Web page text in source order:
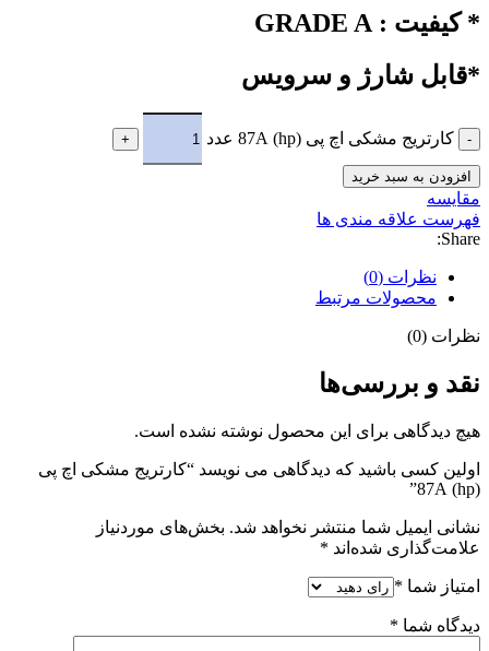
* کیفیت : GRADE A
*قابل شارژ و سرویس
کارتریج مشکی اچ پی (hp) 87A عدد
افزودن به سبد خرید
مقایسه
فهرست علاقه مندی ها
Share:
نظرات (0)
محصولات مرتبط
نظرات (0)
نقد و بررسی‌ها
هیچ دیدگاهی برای این محصول نوشته نشده است.
اولین کسی باشید که دیدگاهی می نویسد “کارتریج مشکی اچ پی
(hp) 87A”
نشانی ایمیل شما منتشر نخواهد شد. بخش‌های موردنیاز
علامت‌گذاری شده‌اند *
امتیاز شما *
دیدگاه شما *